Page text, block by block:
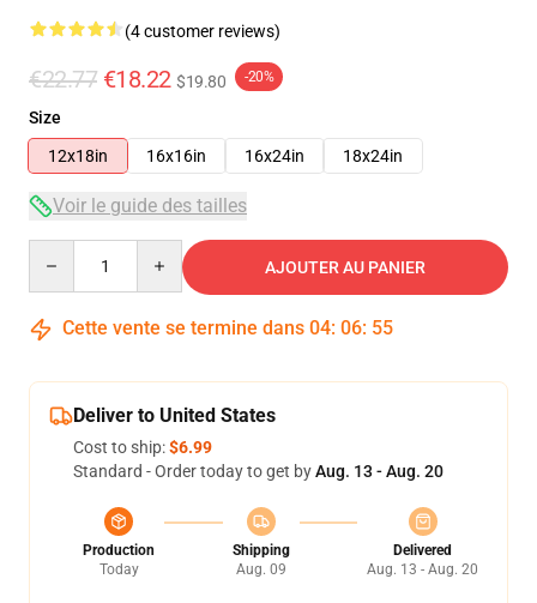
(4 customer reviews)
€22.77 €18.22 $19.80 -20%
Size
12x18in
16x16in 16x24in 18x24in
Voir le guide des tailles
AJOUTER AU PANIER
Cette vente se termine dans 04: 06: 54
Deliver to United States
Cost to ship:$6.99
Standard - Order today to get byAug. 13 - Aug. 20
Production
Today
Shipping
Aug. 09
Delivered
Aug. 13 - Aug. 20